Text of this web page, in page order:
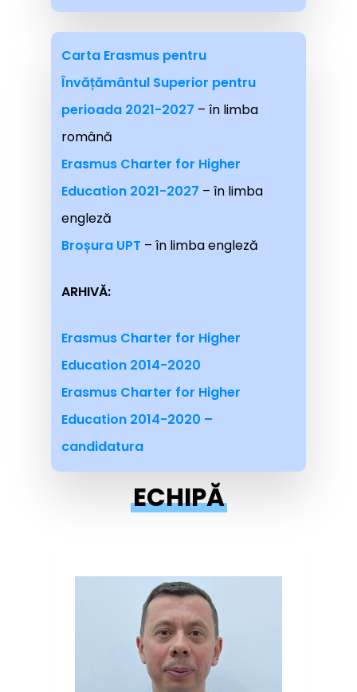
Carta Erasmus pentru
Învățământul Superior pentru
perioada 2021-2027 – în limba
română
Erasmus Charter for Higher
Education 2021-2027 – în limba
engleză
Broșura UPT – în limba engleză
ARHIVĂ:
Erasmus Charter for Higher
Education 2014-2020
Erasmus Charter for Higher
Education 2014-2020 –
candidatura
ECHIPĂ